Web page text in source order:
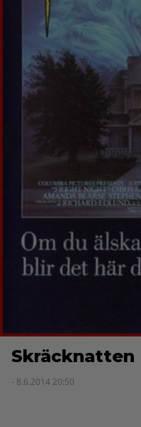
Skräcknatten
- 8.6.2014 20:50